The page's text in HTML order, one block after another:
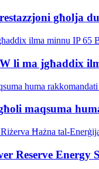
għolja
li ma jgħaddix
maqsuma
Reserve Energy